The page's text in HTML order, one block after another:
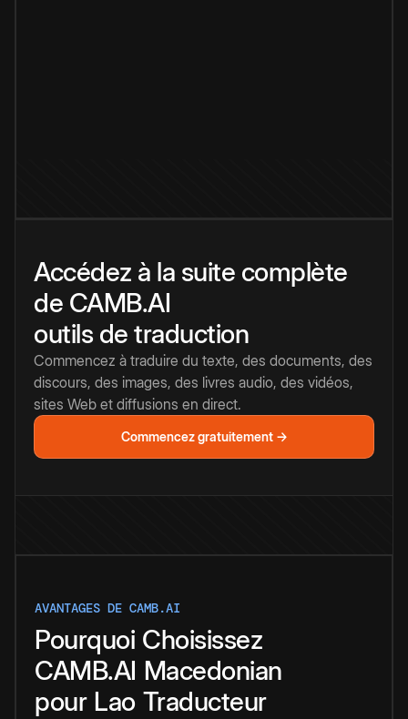
Accédez à la suite complète
de CAMB.AI
outils de traduction
Commencez à traduire du texte, des documents, des
discours, des images, des livres audio, des vidéos,
sites Web et diffusions en direct.
Commencez gratuitement →
AVANTAGES DE CAMB.AI
Pourquoi Choisissez
CAMB.AI Macedonian
pour Lao Traducteur